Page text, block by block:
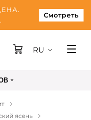
Смотреть
RU
ясень